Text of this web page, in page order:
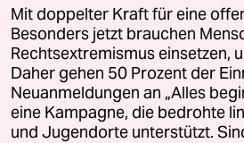
abo
genossenschaft
taz zahl ich
Mit doppelter Kraft für eine
Besonders jetzt brauchen
Rechtsextremismus einsetzen,
Daher gehen 50 Prozent der
Neuanmeldungen an „Alles
eine Kampagne, die bedrohte
und Jugendorte unterstützt.